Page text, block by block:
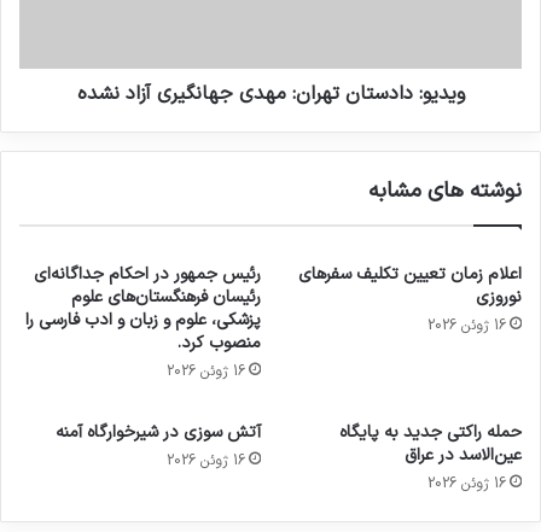
ویدیو: دادستان تهران: مهدی جهانگیری آزاد نشده
نوشته های مشابه
اعلام زمان تعیین تکلیف سفرهای
نوروزی
16 ژوئن 2026
رئیس جمهور در احکام جداگانه‌ای
رئیسان فرهنگستان‌های علوم
پزشکی، علوم و زبان و ادب فارسی را
منصوب کرد.
16 ژوئن 2026
حمله راکتی جدید به پایگاه
عین‌الاسد در عراق
16 ژوئن 2026
آتش سوزی در شیرخوارگاه آمنه
16 ژوئن 2026